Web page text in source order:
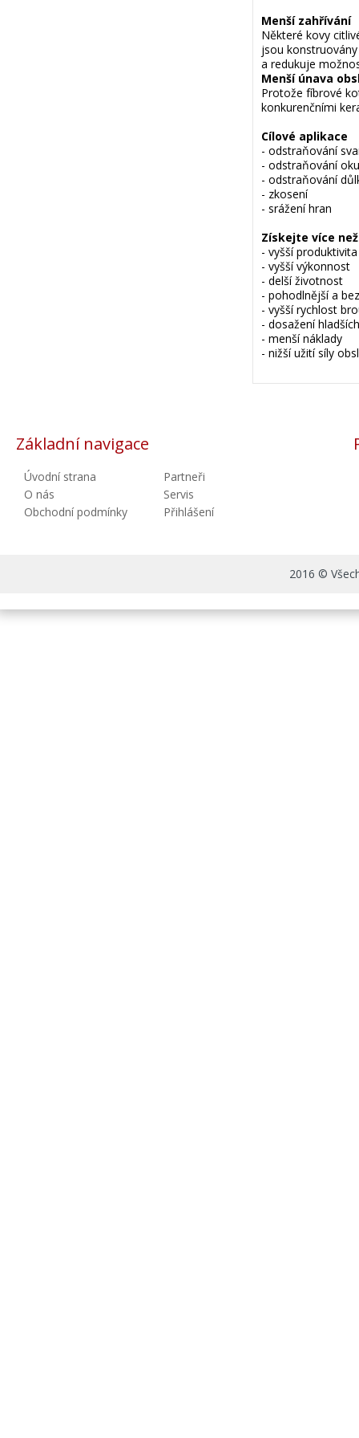
Menší zahřívání
Některé kovy
jsou
a redukuje
Menší únava
Protože fíbrové
konkurenčními
Cílové aplikace
- odstraňování
- odstraňování
- odstraňování
- zkosení
- srážení hran
Získejte více
- vyšší produktivita
- vyšší výkonnost
- delší životnost
- pohodlnější a
- vyšší rychlost
- dosažení
- menší náklady
- nižší užití síly
Základní navigace
Úvodní strana
O nás
Obchodní podmínky
Partneři
Servis
Přihlášení
2016 ©